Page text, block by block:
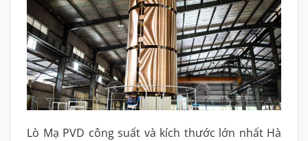
Lò Mạ PVD công suất và kích thước lớn nhất Hà